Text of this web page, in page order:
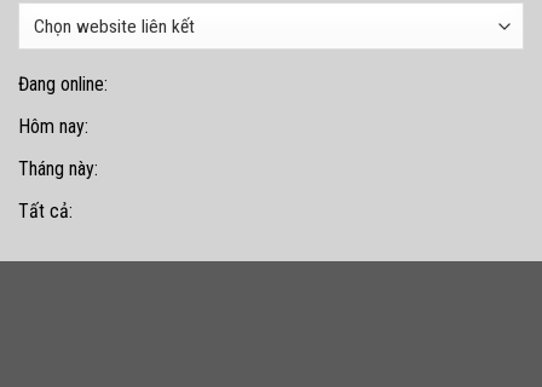
Đang online:
Hôm nay:
Tháng này:
Tất cả: